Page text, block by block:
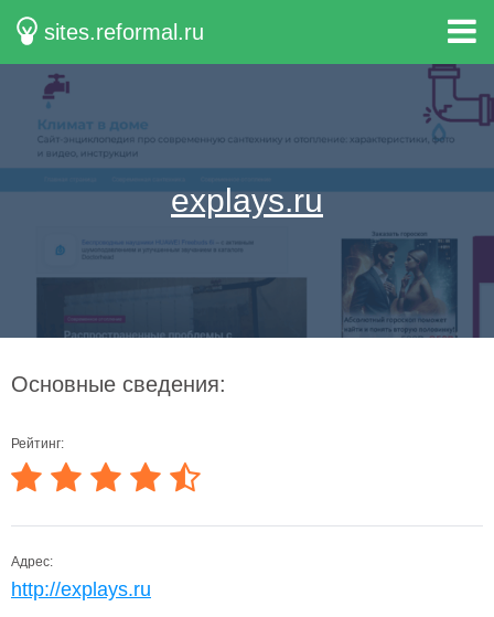
sites.reformal.ru
explays.ru
Основные сведения:
Рейтинг:
Адрес:
http://explays.ru